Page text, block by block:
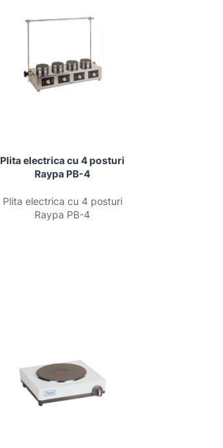
Plita electrica cu 4 posturi
Raypa PB-4
Plita electrica cu 4 posturi
Raypa PB-4